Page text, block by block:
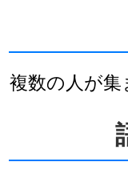
複数の人が